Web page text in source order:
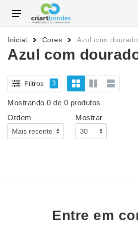
Inicial Cores Azul com dourado
Azul com
Filtros 3
Mostrando 0 de 0 produtos
Ordem
Mostrar
Entre em